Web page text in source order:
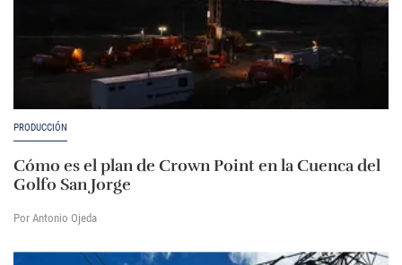
PRODUCCIÓN
Cómo es el plan de Crown Point en la Cuenca del
Golfo San Jorge
Por Antonio Ojeda